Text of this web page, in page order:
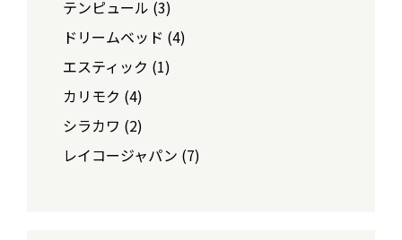
テンピュール (3)
ドリームベッド (4)
エスティック (1)
カリモク (4)
シラカワ (2)
レイコージャパン (7)